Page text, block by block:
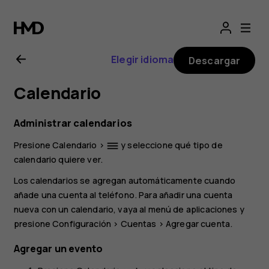
Manual
del
usuario
de
Nokia
C20
Elegir idioma Descargar
Calendario
Administrar calendarios
PresioneCalendario > dehaze y seleccione qué tipo de
calendario quiere ver.
Los calendarios se agregan automáticamente cuando
añade una cuenta al teléfono. Para añadir una cuenta
nueva con un calendario, vaya al menú de aplicaciones y
presioneConfiguración > Cuentas > Agregar cuenta.
Agregar un evento